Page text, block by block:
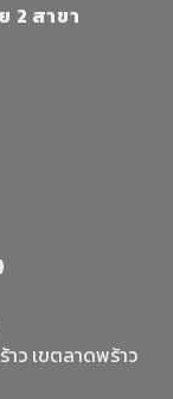
2 สาขา
ว เขตลาดพร้าว